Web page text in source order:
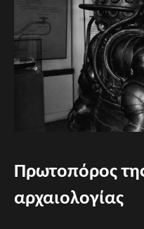
Πρωτοπόρος
αρχαιολογίας